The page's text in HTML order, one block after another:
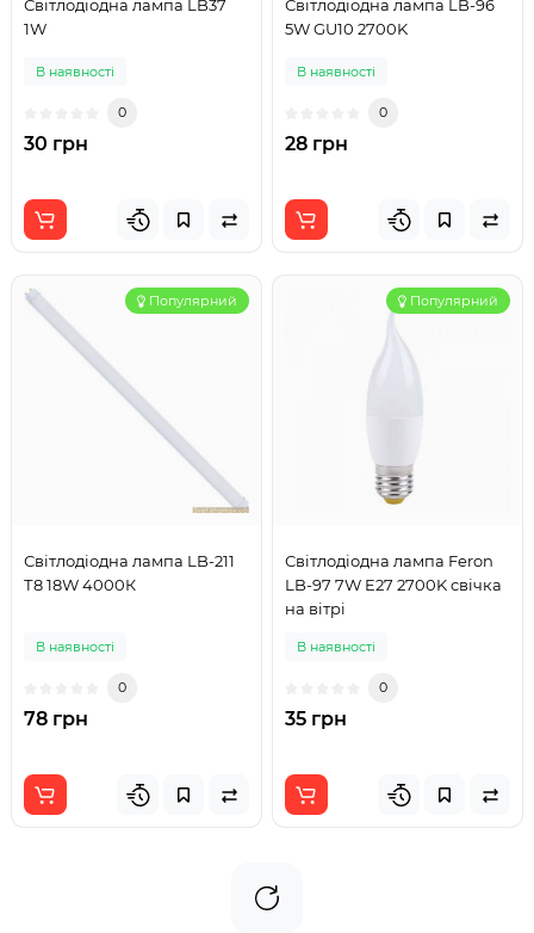
Світлодіодна лампа LB37
1W
В наявності
0
30 грн
Світлодіодна лампа LB-96
5W GU10 2700K
В наявності
0
28 грн
Популярний
Світлодіодна лампа LB-211
Т8 18W 4000К
В наявності
0
78 грн
Популярний
Світлодіодна лампа Feron
LB-97 7W E27 2700K свічка
на вітрі
В наявності
0
35 грн